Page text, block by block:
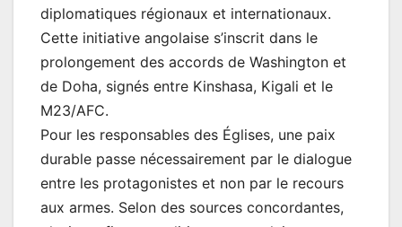
diplomatiques régionaux et internationaux.
Cette initiative angolaise s’inscrit dans le
prolongement des accords de Washington et
de Doha, signés entre Kinshasa, Kigali et le
M23/AFC.
Pour les responsables des Églises, une paix
durable passe nécessairement par le dialogue
entre les protagonistes et non par le recours
aux armes. Selon des sources concordantes,